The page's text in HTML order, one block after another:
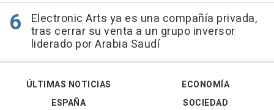
Electronic Arts ya es una compañía privada,
tras cerrar su venta a un grupo inversor
liderado por Arabia Saudí
ÚLTIMAS NOTICIAS
ESPAÑA
ECONOMÍA
SOCIEDAD